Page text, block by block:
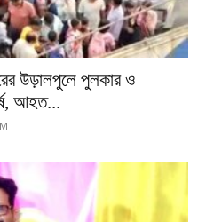
উড়ালপুলে পুলকার ও
আহত...